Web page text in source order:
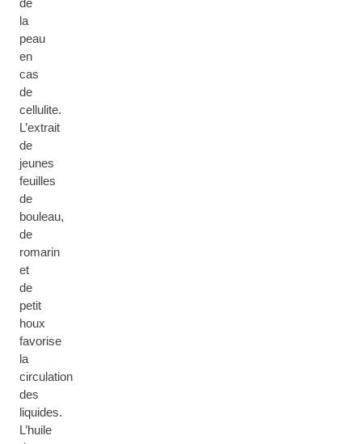
de
la
peau
en
cas
de
cellulite.
L’extrait
de
jeunes
feuilles
de
bouleau,
de
romarin
et
de
petit
houx
favorise
la
circulation
des
liquides.
L’huile